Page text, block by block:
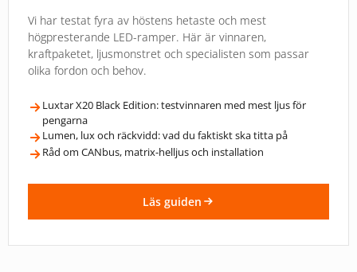
Vi har testat fyra av höstens hetaste och mest
högpresterande LED-ramper. Här är vinnaren,
kraftpaketet, ljusmonstret och specialisten som passar
olika fordon och behov.
Luxtar X20 Black Edition: testvinnaren med mest ljus för
pengarna
Lumen, lux och räckvidd: vad du faktiskt ska titta på
Råd om CANbus, matrix-helljus och installation
Läs guiden